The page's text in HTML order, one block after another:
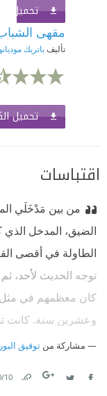
تحميل
مقهى
تأليفباتريك موديانو
تحميل
اقتباسات
من بين مَدْخَلَي
الضيق، المدخل
الطاولة في أقصى
توجه الحديث لأحد،
كان معظمهم في
وعشرين سنة. كانت
الأحيان، كانت وفية
مشاركة من توفيق
10‏/10‏/2014